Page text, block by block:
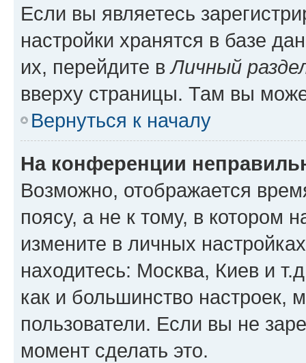
Если вы являетесь
настройки хранятся в базе
их, перейдите вЛичный
вверху страницы. Там вы
Вернуться к началу
На конференции
Возможно, отображается
поясу, а не к тому, в котором
измените в личных
находитесь: Москва, Киев и
как и большинство настроек,
пользователи. Если вы не
момент сделать это.